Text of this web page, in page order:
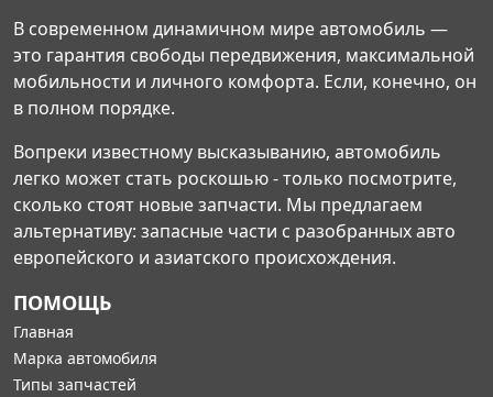
В современном динамичном мире автомобиль —
это гарантия свободы передвижения, максимальной
мобильности и личного комфорта. Если, конечно, он
в полном порядке.
Вопреки известному высказыванию, автомобиль
легко может стать роскошью - только посмотрите,
сколько стоят новые запчасти. Мы предлагаем
альтернативу: запасные части с разобранных авто
европейского и азиатского происхождения.
ПОМОЩЬ
Главная
Марка автомобиля
Типы запчастей